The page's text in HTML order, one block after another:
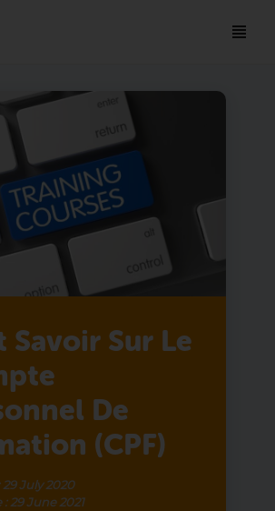
Savoir Sur Le
De
(CPF)
29 July 2020
:29 June 2021